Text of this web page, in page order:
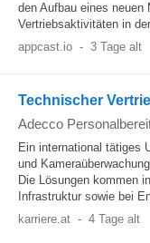
den Aufbau eines
Vertriebsaktivitäten in
appcast.io - 3 Tage alt
Technischer
Adecco
Ein international tätiges
und
Die Lösungen kommen
Infrastruktur sowie bei
karriere.at - 4 Tage alt